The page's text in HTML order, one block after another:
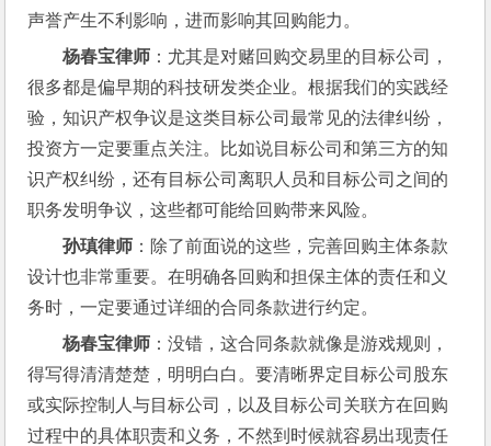
声誉产生不利影响，进而影响其回购能力。
杨春宝律师 ：尤其是对赌回购交易里的目标公司，
很多都是偏早期的科技研发类企业。根据我们的实践经
验，知识产权争议是这类目标公司最常见的法律纠纷，
投资方一定要重点关注。比如说目标公司和第三方的知
识产权纠纷，还有目标公司离职人员和目标公司之间的
职务发明争议，这些都可能给回购带来风险。
孙瑱律师 ：除了前面说的这些，完善回购主体条款
设计也非常重要。在明确各回购和担保主体的责任和义
务时，一定要通过详细的合同条款进行约定。
杨春宝律师 ：没错，这合同条款就像是游戏规则，
得写得清清楚楚，明明白白。要清晰界定目标公司股东
或实际控制人与目标公司，以及目标公司关联方在回购
过程中的具体职责和义务，不然到时候就容易出现责任